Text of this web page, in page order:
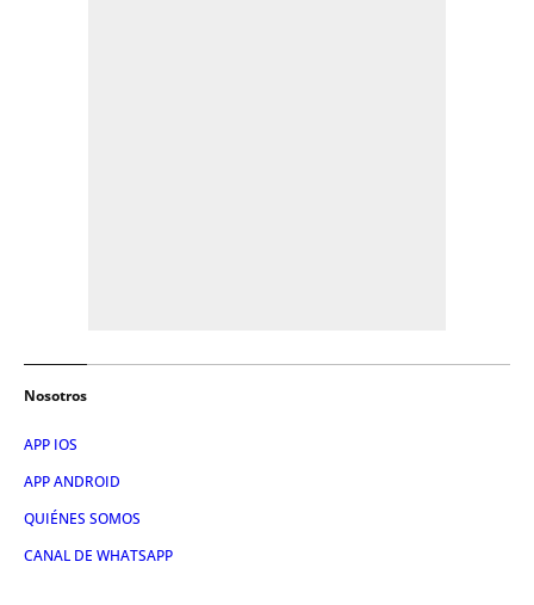
Nosotros
APP IOS
APP ANDROID
QUIÉNES SOMOS
CANAL DE WHATSAPP